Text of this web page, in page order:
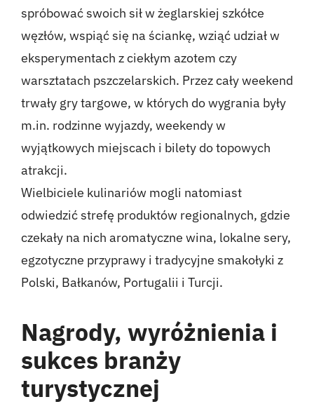
spróbować swoich sił w żeglarskiej szkółce
węzłów, wspiąć się na ściankę, wziąć udział w
eksperymentach z ciekłym azotem czy
warsztatach pszczelarskich. Przez cały weekend
trwały gry targowe, w których do wygrania były
m.in. rodzinne wyjazdy, weekendy w
wyjątkowych miejscach i bilety do topowych
atrakcji.
Wielbiciele kulinariów mogli natomiast
odwiedzić strefę produktów regionalnych, gdzie
czekały na nich aromatyczne wina, lokalne sery,
egzotyczne przyprawy i tradycyjne smakołyki z
Polski, Bałkanów, Portugalii i Turcji.
Nagrody, wyróżnienia i
sukces branży
turystycznej